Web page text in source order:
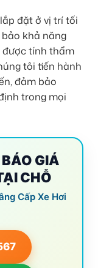
đặt ở vị trí tối
khả năng
được tính thẩm
tôi tiến hành
đảm bảo
trong mọi
BÁO GIÁ
CHỖ
Cấp Xe Hơi